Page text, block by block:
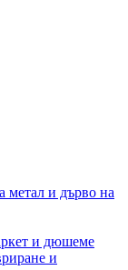
метал и дърво на
и дюшеме
и